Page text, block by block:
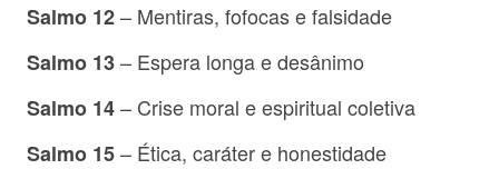
Salmo 12– Mentiras, fofocas e falsidade
Salmo 13– Espera longa e desânimo
Salmo 14– Crise moral e espiritual coletiva
Salmo 15– Ética, caráter e honestidade